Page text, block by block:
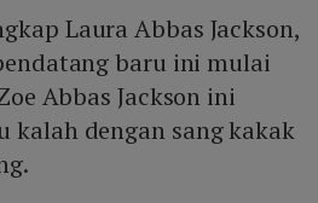
Laura Abbas Jackson,
baru ini mulai
Abbas Jackson ini
kalah dengan sang kakak